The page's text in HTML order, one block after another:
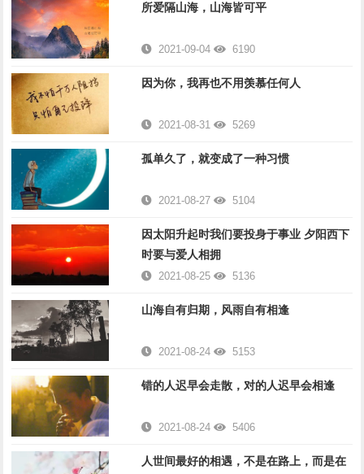
所爱隔山海，山海皆可平
2021-09-04 6190
因为你，我再也不用羡慕任何人
2021-08-31 5269
孤单久了，就变成了一种习惯
2021-08-27 5104
因太阳升起时我们要投身于事业 夕阳西下
时要与爱人相拥
2021-08-25 5136
山海自有归期，风雨自有相逢
2021-08-24 5153
错的人迟早会走散，对的人迟早会相逢
2021-08-24 5406
人世间最好的相遇，不是在路上，而是在